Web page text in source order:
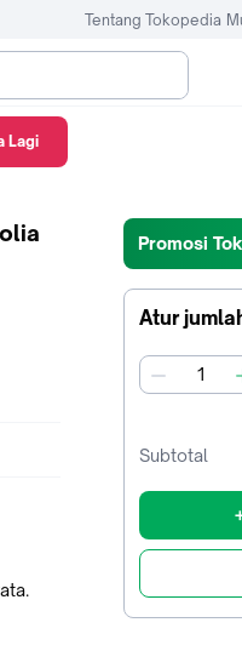
Tentang Tokopedia
Promosi
Atur
jumlah
Subtotal
Lagi